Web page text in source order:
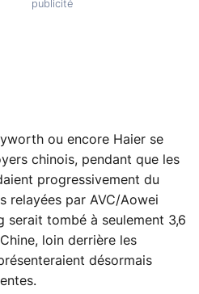
ou encore Haier se
chinois, pendant que les
progressivement du
relayées par AVC/Aowei
serait tombé à seulement 3,6
loin derrière les
désormais